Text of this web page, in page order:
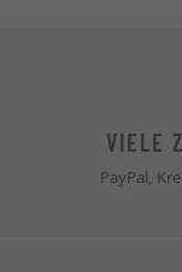
VIELE
PayPal,